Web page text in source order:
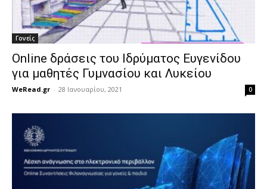
Γονείς
Online δράσεις του Ιδρύματος Ευγενίδου
για μαθητές Γυμνασίου και Λυκείου
WeRead.gr - 28 Ιανουαρίου, 2021 0